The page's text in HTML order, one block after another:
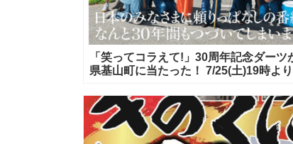
「笑ってコラえて!」30周年記念ダーツ
県基山町に当たった！ 7/25(土)19時よ